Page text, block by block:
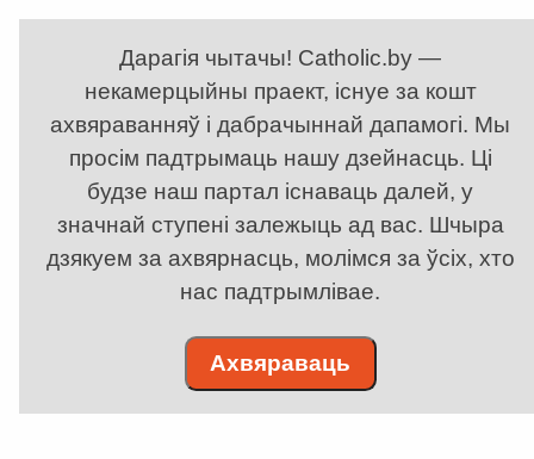
Дарагія чытачы! Catholic.by —
некамерцыйны праект, існуе за кошт
ахвяраванняў і дабрачыннай дапамогі. Мы
просім падтрымаць нашу дзейнасць. Ці
будзе наш партал існаваць далей, у
значнай ступені залежыць ад вас. Шчыра
дзякуем за ахвярнасць, молімся за ўсіх, хто
нас падтрымлівае.
Ахвяраваць